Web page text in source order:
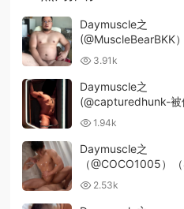
Daymuscle之
(@MuscleBearBKK）
3.91k
Daymuscle之
(@capturedhunk-被
狼）1.94k
Daymuscle之
（@COCO1005）
2.53k